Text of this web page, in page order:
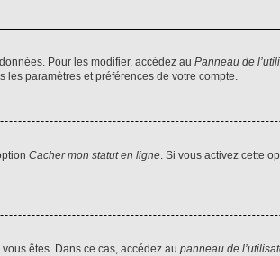
Pour les modifier, accédez au Panneau de
les paramètres et préférences de votre compte.
Cacher mon statut en ligne. Si vous activez cette
êtes. Dans ce cas, accédez au panneau de